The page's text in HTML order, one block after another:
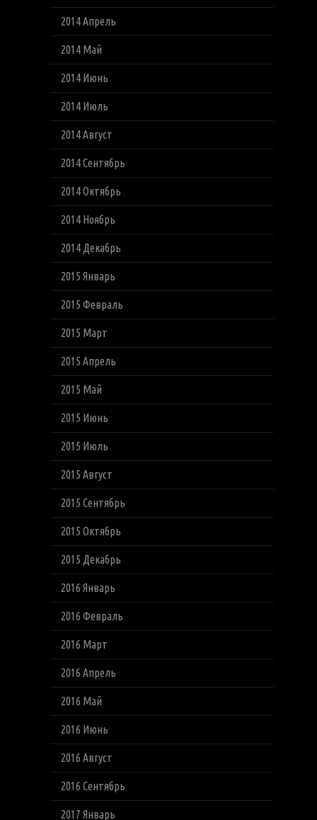
2014 Апрель
2014 Май
2014 Июнь
2014 Июль
2014 Август
2014 Сентябрь
2014 Октябрь
2014 Ноябрь
2014 Декабрь
2015 Январь
2015 Февраль
2015 Март
2015 Апрель
2015 Май
2015 Июнь
2015 Июль
2015 Август
2015 Сентябрь
2015 Октябрь
2015 Декабрь
2016 Январь
2016 Февраль
2016 Март
2016 Апрель
2016 Май
2016 Июнь
2016 Август
2016 Сентябрь
2017 Январь